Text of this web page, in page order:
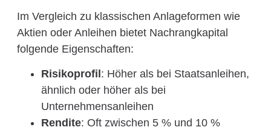
Im Vergleich zu klassischen Anlageformen wie
Aktien oder Anleihen bietet Nachrangkapital
folgende Eigenschaften:
Risikoprofil : Höher als bei Staatsanleihen,
ähnlich oder höher als bei
Unternehmensanleihen
Rendite: Oft zwischen 5 % und 10 %